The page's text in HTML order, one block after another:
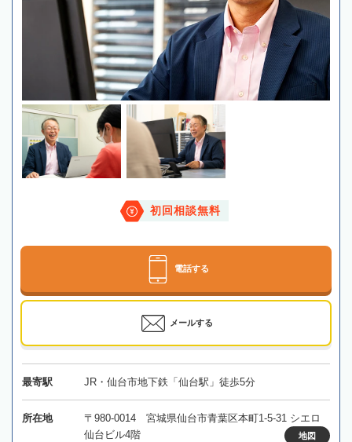
初回相談無料
電話する
メールする
最寄駅 JR・仙台市地下鉄「仙台駅」徒歩5分
所在地
〒980-0014 宮城県仙台市青葉区本町1-5-31 シエロ
仙台ビル4階
地図